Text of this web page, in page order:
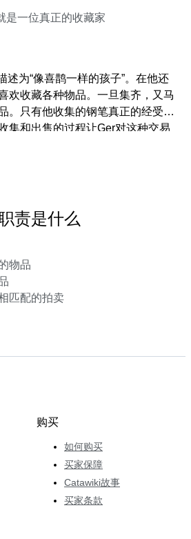
来水笔吸引了大量狂热的竞标
是一位真正的收藏家
欢收藏各种物品。一旦集齐，又马
。只有他收集的钢笔真正的经受住
集和出售的过程让Ger对这种交易
。他在网上销售钢笔的生意非常成
家们梦寐以求的物品之一。80至
来水笔吸引了大量狂热的竞标
持着亲密的关系，正是因为如
看到内容精彩的拍卖会。
责是什么
物品
匹配的拍卖
购买
如何购买
买家保障
Catawiki故事
买家条款